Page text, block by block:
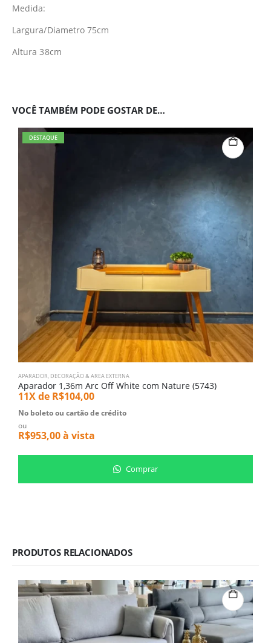
Medida:
Largura/Diametro 75cm
Altura 38cm
VOCÊ TAMBÉM PODE GOSTAR DE…
DESTAQUE
APARADOR, DECORAÇÃO & AREA EXTERNA
Aparador 1,36m Arc Off White com Nature (5743)
11X de R$104,00
No boleto ou cartão de crédito
ou
R$953,00à vista
Comprar
PRODUTOS RELACIONADOS